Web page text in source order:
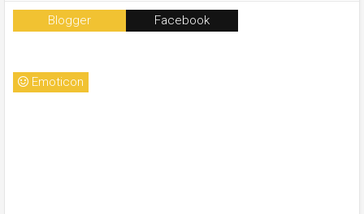
Blogger Facebook
Emoticon